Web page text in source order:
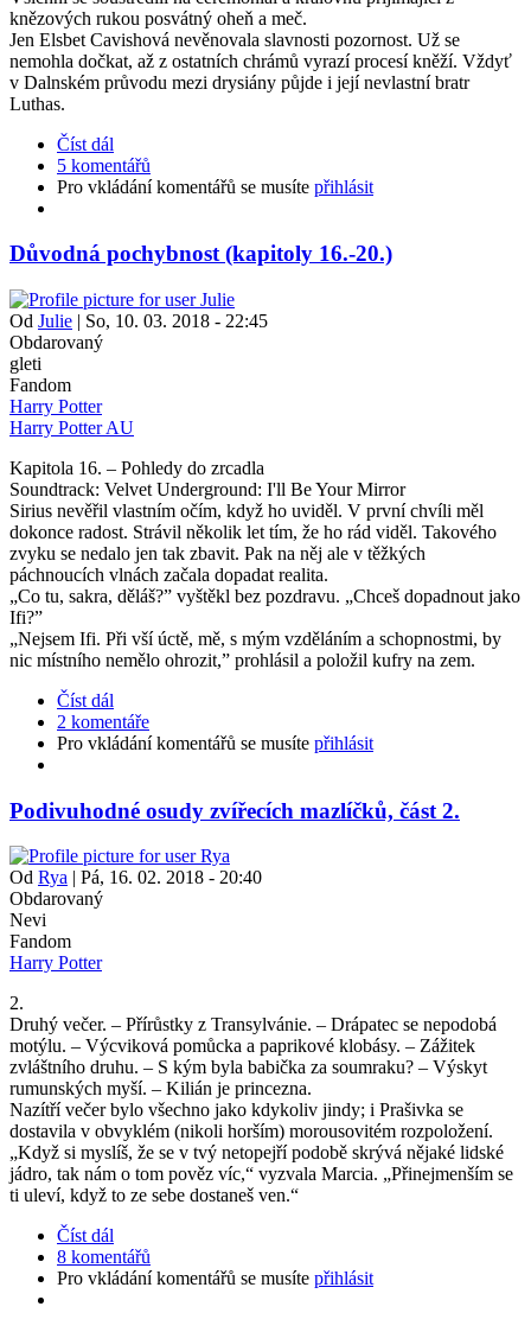
knězových rukou posvátný oheň a meč.
Jen Elsbet Cavishová nevěnovala slavnosti pozornost. Už se
nemohla dočkat, až z ostatních chrámů vyrazí procesí kněží. Vždyť
v Dalnském průvodu mezi drysiány půjde i její nevlastní bratr
Luthas.
Číst dál
5 komentářů
Pro vkládání komentářů se musíte přihlásit
Důvodná pochybnost (kapitoly 16.-20.)
Od Julie | So, 10. 03. 2018 - 22:45
Obdarovaný
gleti
Fandom
Harry Potter
Harry Potter AU
Kapitola 16. – Pohledy do zrcadla
Soundtrack: Velvet Underground: I'll Be Your Mirror
Sirius nevěřil vlastním očím, když ho uviděl. V první chvíli měl
dokonce radost. Strávil několik let tím, že ho rád viděl. Takového
zvyku se nedalo jen tak zbavit. Pak na něj ale v těžkých
páchnoucích vlnách začala dopadat realita.
„Co tu, sakra, děláš?” vyštěkl bez pozdravu. „Chceš dopadnout jako
Ifi?”
„Nejsem Ifi. Při vší úctě, mě, s mým vzděláním a schopnostmi, by
nic místního nemělo ohrozit,” prohlásil a položil kufry na zem.
Číst dál
2 komentáře
Pro vkládání komentářů se musíte přihlásit
Podivuhodné osudy zvířecích mazlíčků, část 2.
Od Rya
Pá, 16. 02. 2018 - 20:40
Obdarovaný
Nevi
Fandom
Harry Potter
2.
Druhý večer. – Přírůstky z Transylvánie. – Drápatec se nepodobá
motýlu. – Výcviková pomůcka a paprikové klobásy. – Zážitek
zvláštního druhu. – S kým byla babička za soumraku? – Výskyt
rumunských myší. – Kilián je princezna.
Nazítří večer bylo všechno jako kdykoliv jindy; i Prašivka se
dostavila v obvyklém (nikoli horším) morousovitém rozpoložení.
„Když si myslíš, že se v tvý netopejří podobě skrývá nějaké lidské
jádro, tak nám o tom pověz víc,“ vyzvala Marcia. „Přinejmenším se
ti uleví, když to ze sebe dostaneš ven.“
Číst dál
8 komentářů
Pro vkládání komentářů se musíte přihlásit